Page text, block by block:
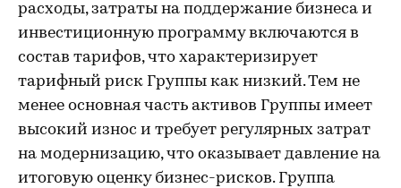
расходы, затраты на поддержание бизнеса и
инвестиционную программу включаются в
состав тарифов, что характеризирует
тарифный риск Группы как низкий. Тем не
менее основная часть активов Группы имеет
высокий износ и требует регулярных затрат
на модернизацию, что оказывает давление на
итоговую оценку бизнес-рисков. Группа